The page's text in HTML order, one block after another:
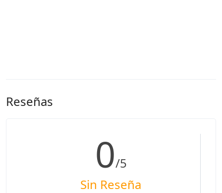
Reseñas
0/5
Sin Reseña